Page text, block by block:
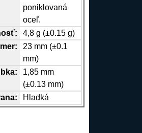
poniklovaná
oceľ.
4,8 g (±0.15 g)
23 mm (±0.1
mm)
1,85 mm
(±0.13 mm)
: Hladká